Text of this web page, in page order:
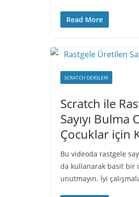
Read More
SCRATCH DERSLERI
Scratch ile
Sayıyı Bulma
Çocuklar için
Bu videoda rastgele
da kullanarak basit bir
unutmayın. İyi